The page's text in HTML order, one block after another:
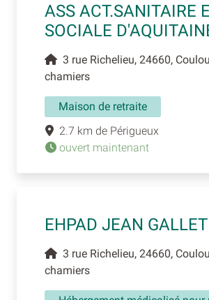
ASS ACT.SANITAIRE
SOCIALE
3 rue Richelieu, 24660,
chamiers
Maison de retraite
2.7 km de Périgueux
ouvert maintenant
EHPAD JEAN GALLET
3 rue Richelieu, 24660,
chamiers